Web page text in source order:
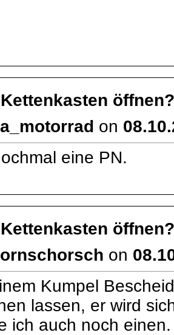
öffnen?
on
eine PN.
öffnen?
on
Kumpel
lassen, er wird
ich auch noch einen.